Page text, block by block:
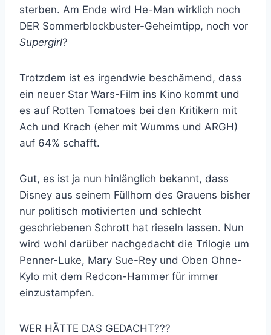
sterben. Am Ende wird He-Man wirklich noch
DER Sommerblockbuster-Geheimtipp, noch vor
Supergirl?
Trotzdem ist es irgendwie beschämend, dass
ein neuer Star Wars-Film ins Kino kommt und
es auf Rotten Tomatoes bei den Kritikern mit
Ach und Krach (eher mit Wumms und ARGH)
auf 64% schafft.
Gut, es ist ja nun hinlänglich bekannt, dass
Disney aus seinem Füllhorn des Grauens bisher
nur politisch motivierten und schlecht
geschriebenen Schrott hat rieseln lassen. Nun
wird wohl darüber nachgedacht die Trilogie um
Penner-Luke, Mary Sue-Rey und Oben Ohne-
Kylo mit dem Redcon-Hammer für immer
einzustampfen.
WER HÄTTE DAS GEDACHT???